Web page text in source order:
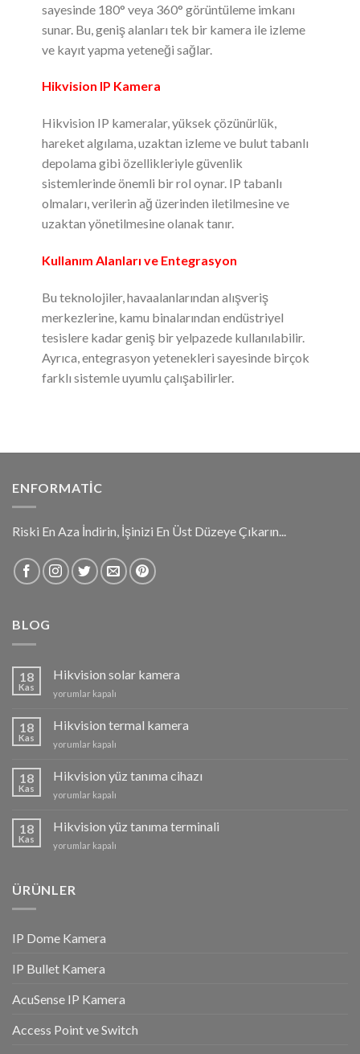
sayesinde 180° veya 360° görüntüleme imkanı
sunar. Bu, geniş alanları tek bir kamera ile izleme
ve kayıt yapma yeteneği sağlar.
Hikvision IP Kamera
Hikvision IP kameralar, yüksek çözünürlük,
hareket algılama, uzaktan izleme ve bulut tabanlı
depolama gibi özellikleriyle güvenlik
sistemlerinde önemli bir rol oynar. IP tabanlı
olmaları, verilerin ağ üzerinden iletilmesine ve
uzaktan yönetilmesine olanak tanır.
Kullanım Alanları ve Entegrasyon
Bu teknolojiler, havaalanlarından alışveriş
merkezlerine, kamu binalarından endüstriyel
tesislere kadar geniş bir yelpazede kullanılabilir.
Ayrıca, entegrasyon yetenekleri sayesinde birçok
farklı sistemle uyumlu çalışabilirler.
ENFORMATIC
Riski En Aza İndirin, İşinizi En Üst Düzeye Çıkarın...
BLOG
18
Kas
Hikvision solar kamera
Hikvision
kamera
için
yorumlar kapalı
18
Kas
Hikvision termal kamera
Hikvision
kamera
için
yorumlar kapalı
18
Kas
Hikvision yüz tanıma cihazı
Hikvision
tanıma
cihazı
için
yorumlar kapalı
18
Kas
Hikvision yüz tanıma terminali
Hikvision
terminali
yorumlar kapalı
ÜRÜNLER
IP Dome Kamera
IP Bullet Kamera
AcuSense IP Kamera
Access Point ve Switch